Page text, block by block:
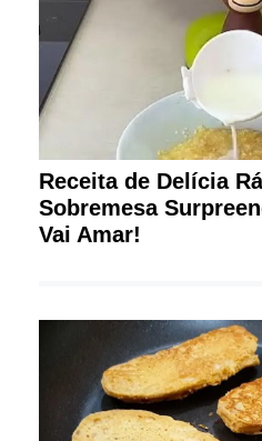
Receita de Delícia
Sobremesa
Vai Amar!